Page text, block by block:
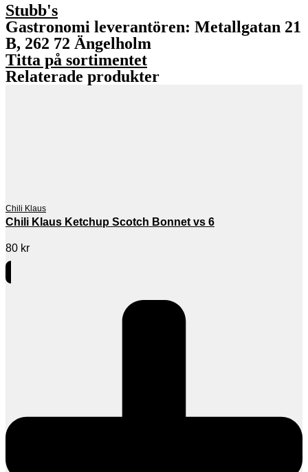
Stubb's
Gastronomi leverantören: Metallgatan 21
B, 262 72 Ängelholm
Titta på sortimentet
Relaterade produkter
Chili Klaus
Chili Klaus Ketchup Scotch Bonnet vs 6
80 kr